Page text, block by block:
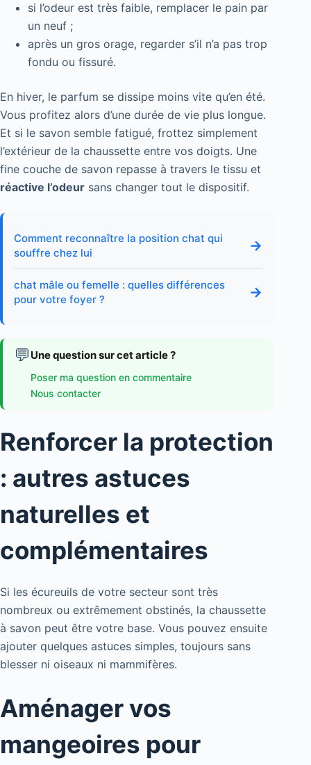
si l’odeur est très faible, remplacer le pain par
un neuf ;
après un gros orage, regarder s’il n’a pas trop
fondu ou fissuré.
En hiver, le parfum se dissipe moins vite qu’en été.
Vous profitez alors d’une durée de vie plus longue.
Et si le savon semble fatigué, frottez simplement
l’extérieur de la chaussette entre vos doigts. Une
fine couche de savon repasse à travers le tissu et
réactive l’odeur sans changer tout le dispositif.
Comment reconnaître la position chat qui
souffre chez lui
→
chat mâle ou femelle : quelles différences
pour votre foyer ?
→
💬 Une question sur cet article ?
Poser ma question en commentaire
Nous contacter
Renforcer la protection
: autres astuces
naturelles et
complémentaires
Si les écureuils de votre secteur sont très
nombreux ou extrêmement obstinés, la chaussette
à savon peut être votre base. Vous pouvez ensuite
ajouter quelques astuces simples, toujours sans
blesser ni oiseaux ni mammifères.
Aménager vos
mangeoires pour